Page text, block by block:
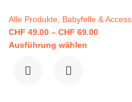
Alle Produkte Babyfelle &
CHF 49.00 – CHF 69.00
Ausführung wählen